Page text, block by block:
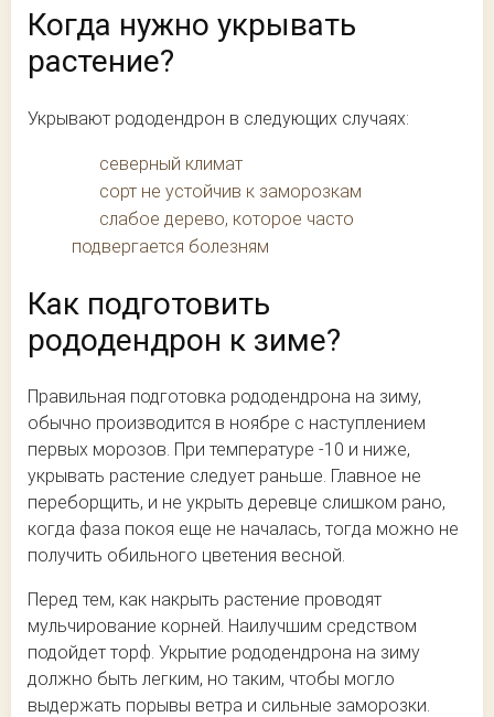
Когда нужно укрывать
растение?
Укрывают рододендрон в следующих случаях:
северный климат
сорт не устойчив к заморозкам
слабое дерево, которое часто
подвергается болезням
Как подготовить
рододендрон к зиме?
Правильная подготовка рододендрона на зиму,
обычно производится в ноябре с наступлением
первых морозов. При температуре -10 и ниже,
укрывать растение следует раньше. Главное не
переборщить, и не укрыть деревце слишком рано,
когда фаза покоя еще не началась, тогда можно не
получить обильного цветения весной.
Перед тем, как накрыть растение проводят
мульчирование корней. Наилучшим средством
подойдет торф. Укрытие рододендрона на зиму
должно быть легким, но таким, чтобы могло
выдержать порывы ветра и сильные заморозки.